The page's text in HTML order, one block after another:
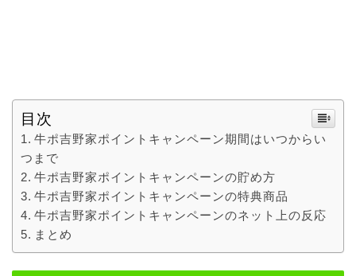
目次
牛ポ吉野家ポイントキャンペーン期間はいつからい
つまで
牛ポ吉野家ポイントキャンペーンの貯め方
牛ポ吉野家ポイントキャンペーンの特典商品
牛ポ吉野家ポイントキャンペーンのネット上の反応
まとめ